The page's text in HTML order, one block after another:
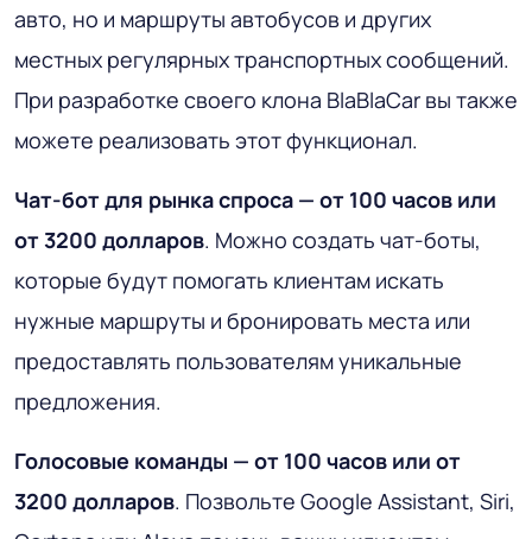
авто, но и маршруты автобусов и других
местных регулярных транспортных сообщений.
При разработке своего клона BlaBlaCar вы также
можете реализовать этот функционал.
Чат-бот для рынка спроса — от 100 часов или
от 3200 долларов. Можно создать чат-боты,
которые будут помогать клиентам искать
нужные маршруты и бронировать места или
предоставлять пользователям уникальные
предложения.
Голосовые команды — от 100 часов или от
3200 долларов. Позвольте Google Assistant, Siri,